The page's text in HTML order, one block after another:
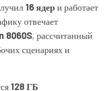
16 ядери работает
отвечает
8060S, рассчитанный
сценариях и
128 ГБ